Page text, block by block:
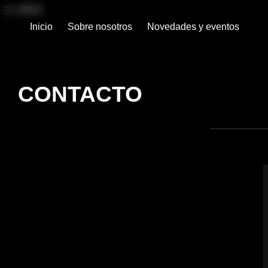
Inicio Sobre nosotros Novedades y eventos
CONTACTO